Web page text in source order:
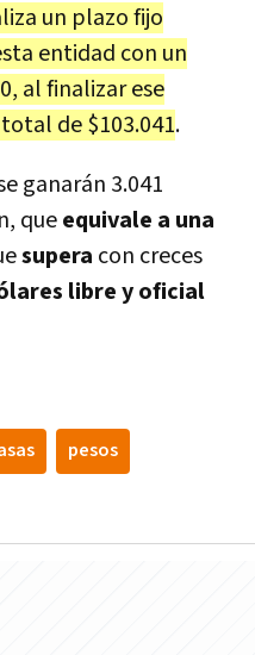
un plazo fijo
entidad con un
al finalizar ese
de $103.041.
ganarán 3.041
queequivale a una
supera con creces
libre y oficial
pesos